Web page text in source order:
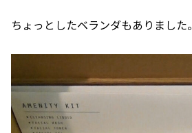
ちょっとしたベランダもありました。